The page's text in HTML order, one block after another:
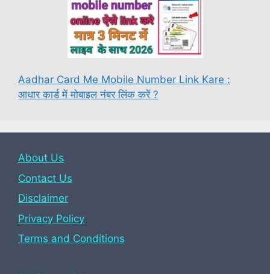
Aadhar Card Me Mobile Number Link Kare :
आधार कार्ड में मोबाइल नंबर लिंक करें ?
About Us
Contact Us
Disclaimer
Privacy Policy
Terms and Conditions